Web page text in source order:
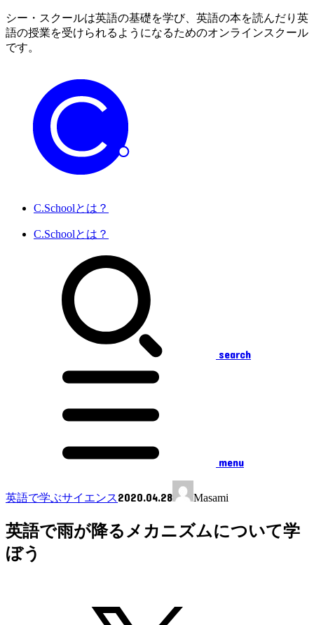
シー・スクールは英語の基礎を学び、英語の本を読んだり英
語の授業を受けられるようになるためのオンラインスクール
です。
C.Schoolとは？
C.Schoolとは？
search
menu
英語で学ぶサイエンス2020.04.28 Masami
英語で雨が降るメカニズムについて学
ぼう